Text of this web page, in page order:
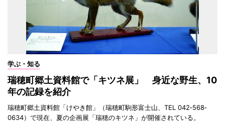
学ぶ・知る
瑞穂町郷土資料館で「キツネ展」 身近な野生、10
年の記録を紹介
瑞穂町郷土資料館「けやき館」（瑞穂町駒形富士山、TEL 042‐568‐
0634）で現在、夏の企画展「瑞穂のキツネ」が開催されている。